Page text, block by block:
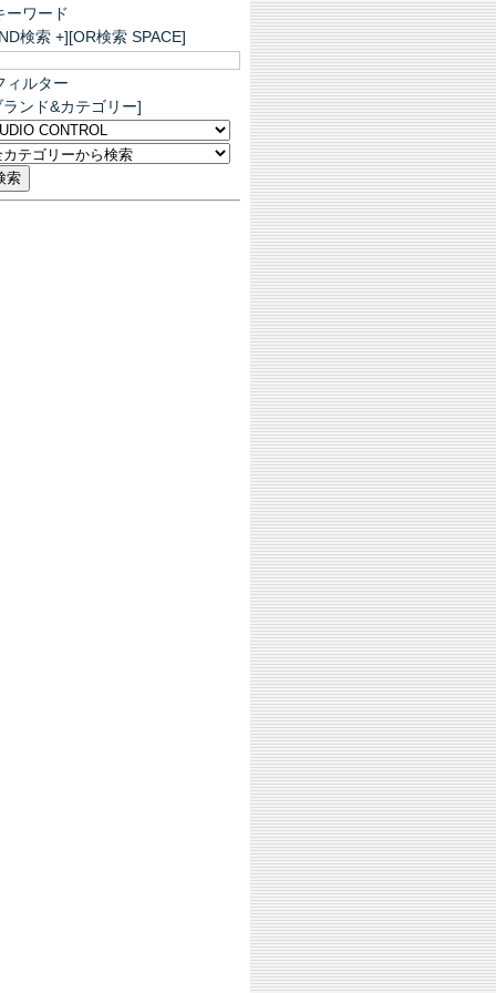
ーワード
検索 +][OR検索 SPACE]
ィルター
ランド&カテゴリー]